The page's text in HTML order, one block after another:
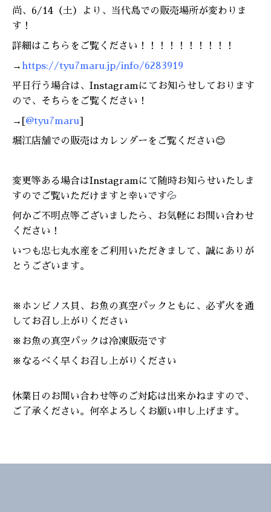
尚、6/14（土）より、当代島での販売場所が変わりま
す！
詳細はこちらをご覧ください！！！！！！！！！！
→ https://tyu7maru.jp/info/6283919
平日行う場合は、Instagramにてお知らせしております
ので、そちらをご覧ください！
→[@tyu7maru]
堀江店舗での販売はカレンダーをご覧ください😊
変更等ある場合はInstagramにて随時お知らせいたしま
すのでご覧いただけますと幸いです💦
何かご不明点等ございましたら、お気軽にお問い合わせ
ください！
いつも忠七丸水産をご利用いただきまして、誠にありが
とうございます。
※ホンビノス貝、お魚の真空パックともに、必ず火を通
してお召し上がりください
※お魚の真空パックは冷凍販売です
※なるべく早くお召し上がりください
休業日のお問い合わせ等のご対応は出来かねますので、
ご了承ください。何卒よろしくお願い申し上げます。